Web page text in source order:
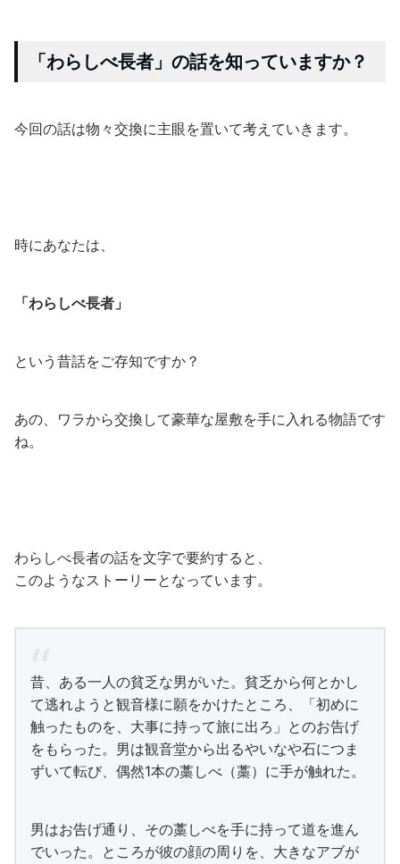
「わらしべ長者」の話を知っていますか？
今回の話は物々交換に主眼を置いて考えていきます。
時にあなたは、
「わらしべ長者」
という昔話をご存知ですか？
あの、ワラから交換して豪華な屋敷を手に入れる物語です
ね。
わらしべ長者の話を文字で要約すると、
このようなストーリーとなっています。
昔、ある一人の貧乏な男がいた。貧乏から何とかし
て逃れようと観音様に願をかけたところ、「初めに
触ったものを、大事に持って旅に出ろ」とのお告げ
をもらった。男は観音堂から出るやいなや石につま
ずいて転び、偶然1本の藁しべ（藁）に手が触れた。
男はお告げ通り、その藁しべを手に持って道を進ん
でいった。ところが彼の顔の周りを、大きなアブが